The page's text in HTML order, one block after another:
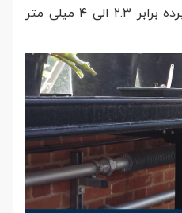
ضخامت محصول نام برده برابر ۲.۳ الی ۴ میلی متر